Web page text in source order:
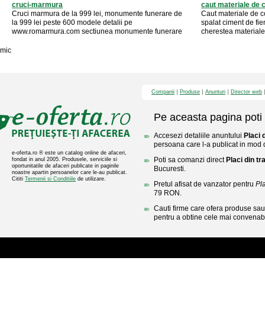
cruci-marmura
Cruci marmura de la 999 lei, monumente funerare de
la 999 lei peste 600 modele detalii pe
www.romarmura.com sectiunea monumente funerare
caut materiale de
Caut materiale de
spalat ciment de
cherestea
mic
e-oferta.ro ® este un catalog online de afaceri,
fondat in anul 2005. Produsele, serviciile si
oportunitatile de afaceri publicate in paginile
noastre apartin persoanelor care le-au publicat.
Cititi Termenii si Conditiile de utilizare.
Companii Produse Anunturi Director web
Pe aceasta pagina poti
Accesezi detaliile anuntului Placi
persoana care l-a publicat in mod
Poti sa comanzi direct Placi din
Bucuresti.
Pretul afisat de vanzator pentru
79 RON.
Cauti firme care ofera produse
pentru a obtine cele mai